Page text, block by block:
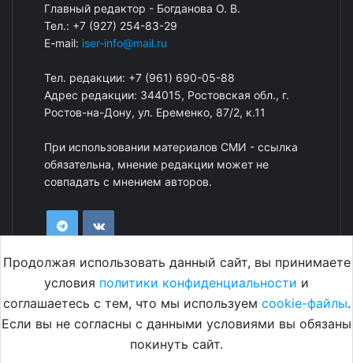
Главный редактор - Богданова О. В.
Тел.: +7 (927) 254-83-29
E-mail: iser-info@mail.ru
Тел. редакции: +7 (961) 690-05-88
Адрес редакции: 344015, Ростовская обл., г.
Ростов-на-Дону, ул. Еременко, 87/2, к.11
При использовании материалов СМИ - ссылка
обязательна, мнение редакции может не
совпадать с мнением авторов.
© 2021 «Первый консалтинговый институт социально-
Продолжая использовать данный сайт, вы принимаете
условия политики конфиденциальности и
соглашаетесь с тем, что мы используем cookie-файлы.
Если вы не согласны с данными условиями вы обязаны
покинуть сайт.